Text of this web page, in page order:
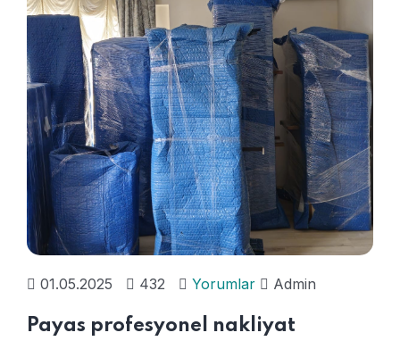
01.05.2025 432 Yorumlar Admin
Payas profesyonel nakliyat